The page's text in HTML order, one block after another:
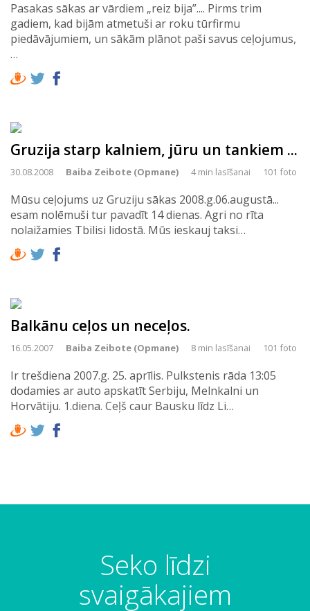
Pasakas sākas ar vārdiem „reiz bija”.... Pirms trim
gadiem, kad bijām atmetuši ar roku tūrfirmu
piedāvājumiem, un sākām plānot paši savus ceļojumus,
…
Gruzija starp kalniem, jūru un tankiem ...
30.08.2008 Baiba Zeibote (Opmane) 4 min lasīšanai 101 foto
Mūsu ceļojums uz Gruziju sākas 2008.g.06.augustā...
esam nolēmuši tur pavadīt 14 dienas. Agri no rīta
nolaižamies Tbilisi lidostā. Mūs ieskauj taksi…
Balkānu ceļos un neceļos.
16.05.2007 Baiba Zeibote (Opmane) 8 min lasīšanai 101 foto
Ir trešdiena 2007.g. 25. aprīlis. Pulkstenis rāda 13:05
dodamies ar auto apskatīt Serbiju, Melnkalni un
Horvātiju. 1.diena. Ceļš caur Bausku līdz Li…
Seko līdzi
svaigākajiem